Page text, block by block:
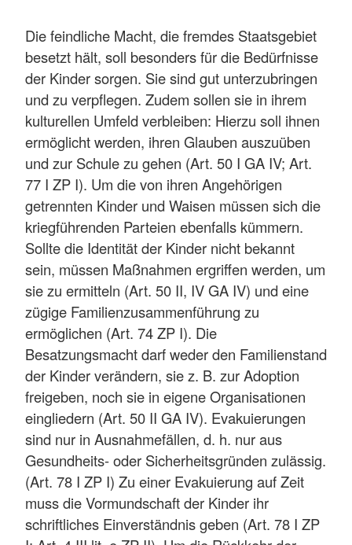
Die feindliche Macht, die fremdes Staatsgebiet
besetzt hält, soll besonders für die Bedürfnisse
der Kinder sorgen. Sie sind gut unterzubringen
und zu verpflegen. Zudem sollen sie in ihrem
kulturellen Umfeld verbleiben: Hierzu soll ihnen
ermöglicht werden, ihren Glauben auszuüben
und zur Schule zu gehen (Art. 50 I GA IV; Art.
77 I ZP I). Um die von ihren Angehörigen
getrennten Kinder und Waisen müssen sich die
kriegführenden Parteien ebenfalls kümmern.
Sollte die Identität der Kinder nicht bekannt
sein, müssen Maßnahmen ergriffen werden, um
sie zu ermitteln (Art. 50 II, IV GA IV) und eine
zügige Familienzusammenführung zu
ermöglichen (Art. 74 ZP I). Die
Besatzungsmacht darf weder den Familienstand
der Kinder verändern, sie z. B. zur Adoption
freigeben, noch sie in eigene Organisationen
eingliedern (Art. 50 II GA IV). Evakuierungen
sind nur in Ausnahmefällen, d. h. nur aus
Gesundheits- oder Sicherheitsgründen zulässig.
(Art. 78 I ZP I) Zu einer Evakuierung auf Zeit
muss die Vormundschaft der Kinder ihr
schriftliches Einverständnis geben (Art. 78 I ZP